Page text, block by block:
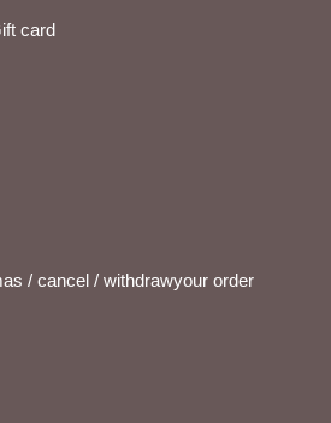
card
/ cancel / withdrawyour order